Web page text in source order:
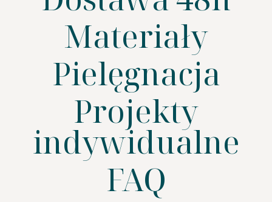
SZUKAJ
Materiały
Pielęgnacja
Projekty
indywidualne
FAQ